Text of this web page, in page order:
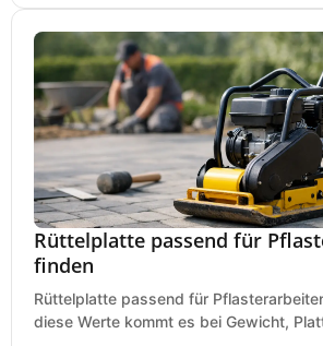
Rüttelplatte passend für
finden
Rüttelplatte passend für
diese Werte kommt es bei Gewicht,